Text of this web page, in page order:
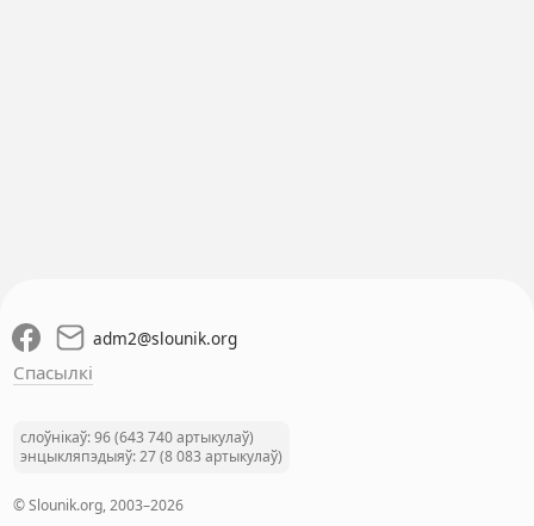
adm2@slounik.org
Спасылкі
слоўнікаў: 96 (643 740 артыкулаў)
энцыкляпэдыяў: 27 (8 083 артыкулаў)
© Slounik.org, 2003–2026